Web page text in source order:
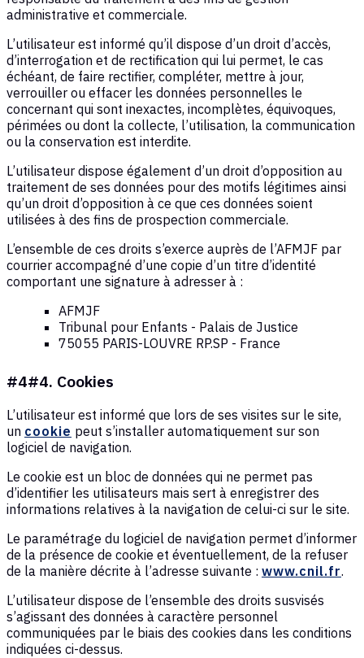
administrative et commerciale.
L’utilisateur est informé qu’il dispose d’un droit d’accès,
d’interrogation et de rectification qui lui permet, le cas
échéant, de faire rectifier, compléter, mettre à jour,
verrouiller ou effacer les données personnelles le
concernant qui sont inexactes, incomplètes, équivoques,
périmées ou dont la collecte, l’utilisation, la communication
ou la conservation est interdite.
L’utilisateur dispose également d’un droit d’opposition au
traitement de ses données pour des motifs légitimes ainsi
qu’un droit d’opposition à ce que ces données soient
utilisées à des fins de prospection commerciale.
L’ensemble de ces droits s’exerce auprès de l’AFMJF par
courrier accompagné d’une copie d’un titre d’identité
comportant une signature à adresser à :
AFMJF
Tribunal pour Enfants - Palais de Justice
75055 PARIS-LOUVRE RP.SP - France
#4#4. Cookies
L’utilisateur est informé que lors de ses visites sur le site,
un cookie peut s’installer automatiquement sur son
logiciel de navigation.
Le cookie est un bloc de données qui ne permet pas
d’identifier les utilisateurs mais sert à enregistrer des
informations relatives à la navigation de celui-ci sur le site.
Le paramétrage du logiciel de navigation permet d’informer
de la présence de cookie et éventuellement, de la refuser
de la manière décrite à l’adresse suivante : www.cnil.fr.
L’utilisateur dispose de l’ensemble des droits susvisés
s’agissant des données à caractère personnel
communiquées par le biais des cookies dans les conditions
indiquées ci-dessus.